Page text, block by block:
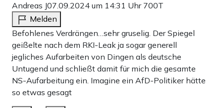
Andreas J07.09.2024 um 14:31 Uhr 700T
Melden
Befohlenes Verdrängen…sehr gruselig. Der Spiegel
geißelte nach dem RKI-Leak ja sogar generell
jegliches Aufarbeiten von Dingen als deutsche
Untugend und schließt damit für mich die gesamte
NS-Aufarbeitung ein. Imagine ein AfD-Politiker hätte
so etwas gesagt